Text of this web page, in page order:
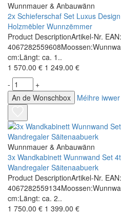
Wunnmauer & Anbauwänn
2x Schieferschaf Set Luxus
Holzmëbler Wunnzëmmer
Product DescriptionArtikel-Nr. EAN:
cm:Längt: ca. 1..
1 570.00 € 1 249.00 €
-
+
An de Wonschbox
Méihre
Wunnmauer & Anbauwänn
3x Wandkabinett Wunnwand Set
Wandregaler Säitenaabuerk
Product DescriptionArtikel-Nr. EAN:
cm:Längt: ca. 2..
1 750.00 € 1 399.00 €